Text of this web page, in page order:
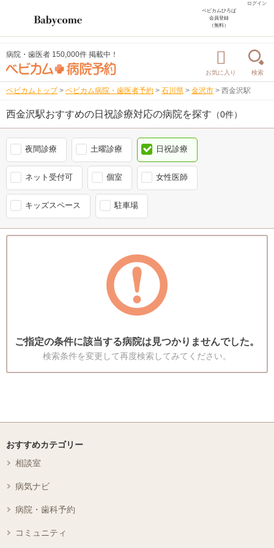
ログイン
ベビカムひろば
会員登録
（無料）
病院・歯医者 150,000件 掲載中！
お気に入り 検索
ベビカムトップ > ベビカム病院・歯医者予約 > 石川県 > 金沢市 > 西金沢駅
西金沢駅おすすめの日祝診療対応の病院を探す （0件）
夜間診療 土曜診療 日祝診療
ネット受付可 個室 女性医師
キッズスペース 駐車場
ご指定の条件に該当する病院は見つかりませんでした。
検索条件を変更して再度検索してみてください。
おすすめカテゴリー
相談室
病気ナビ
病院・歯科予約
コミュニティ